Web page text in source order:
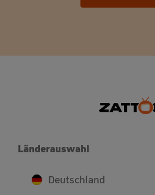
Länderauswahl
Deutschland